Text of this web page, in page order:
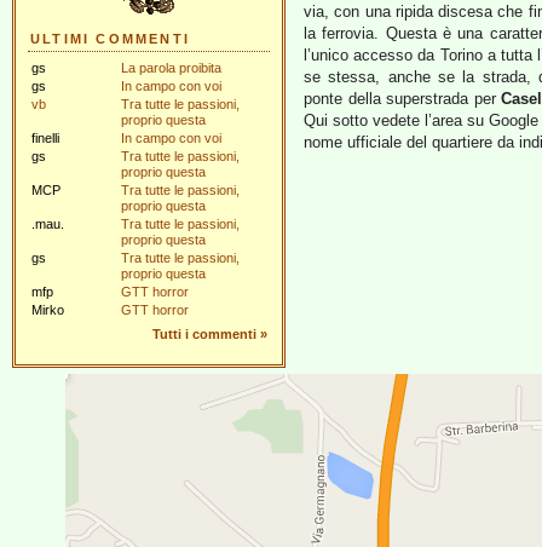
ULTIMI COMMENTI
gs
La parola proibita
gs
In campo con voi
vb
Tra tutte le passioni,
proprio questa
finelli
In campo con voi
gs
Tra tutte le passioni,
proprio questa
MCP
Tra tutte le passioni,
proprio questa
.mau.
Tra tutte le passioni,
proprio questa
gs
Tra tutte le passioni,
proprio questa
mfp
GTT horror
Mirko
GTT horror
Tutti i commenti »
via, con una ripida discesa che
la ferrovia. Questa è una
l’unico accesso da Torino a
se stessa, anche se la strada,
ponte della superstrada per
Qui sotto vedete l’area su
nome ufficiale del quartiere da